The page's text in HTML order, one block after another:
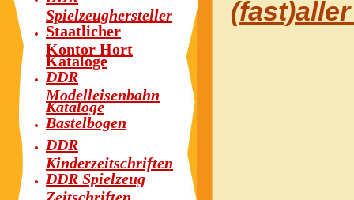
Spielzeughersteller
Staatlicher
Kontor Hort
Kataloge
DDR
Modelleisenbahn
Kataloge
Bastelbogen
DDR
Kinderzeitschriften
DDR Spielzeug
Zeitschriften